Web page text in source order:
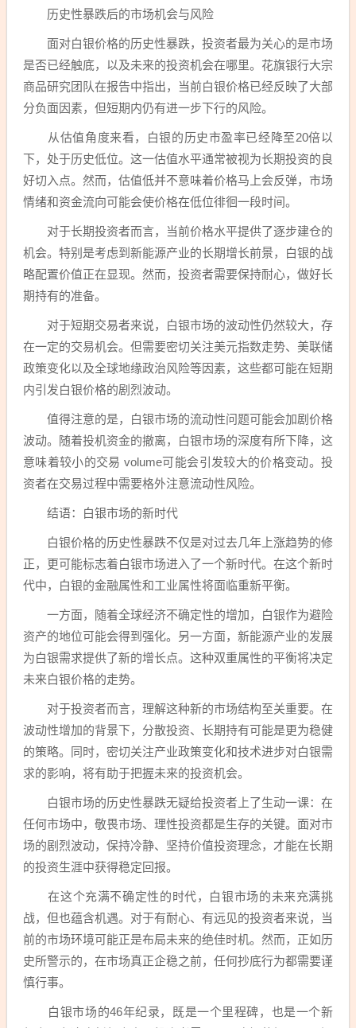
历史性暴跌后的市场机会与风险
面对白银价格的历史性暴跌，投资者最为关心的是市场
是否已经触底，以及未来的投资机会在哪里。花旗银行大宗
商品研究团队在报告中指出，当前白银价格已经反映了大部
分负面因素，但短期内仍有进一步下行的风险。
从估值角度来看，白银的历史市盈率已经降至20倍以
下，处于历史低位。这一估值水平通常被视为长期投资的良
好切入点。然而，估值低并不意味着价格马上会反弹，市场
情绪和资金流向可能会使价格在低位徘徊一段时间。
对于长期投资者而言，当前价格水平提供了逐步建仓的
机会。特别是考虑到新能源产业的长期增长前景，白银的战
略配置价值正在显现。然而，投资者需要保持耐心，做好长
期持有的准备。
对于短期交易者来说，白银市场的波动性仍然较大，存
在一定的交易机会。但需要密切关注美元指数走势、美联储
政策变化以及全球地缘政治风险等因素，这些都可能在短期
内引发白银价格的剧烈波动。
值得注意的是，白银市场的流动性问题可能会加剧价格
波动。随着投机资金的撤离，白银市场的深度有所下降，这
意味着较小的交易 volume可能会引发较大的价格变动。投
资者在交易过程中需要格外注意流动性风险。
结语：白银市场的新时代
白银价格的历史性暴跌不仅是对过去几年上涨趋势的修
正，更可能标志着白银市场进入了一个新时代。在这个新时
代中，白银的金融属性和工业属性将面临重新平衡。
一方面，随着全球经济不确定性的增加，白银作为避险
资产的地位可能会得到强化。另一方面，新能源产业的发展
为白银需求提供了新的增长点。这种双重属性的平衡将决定
未来白银价格的走势。
对于投资者而言，理解这种新的市场结构至关重要。在
波动性增加的背景下，分散投资、长期持有可能是更为稳健
的策略。同时，密切关注产业政策变化和技术进步对白银需
求的影响，将有助于把握未来的投资机会。
白银市场的历史性暴跌无疑给投资者上了生动一课：在
任何市场中，敬畏市场、理性投资都是生存的关键。面对市
场的剧烈波动，保持冷静、坚持价值投资理念，才能在长期
的投资生涯中获得稳定回报。
在这个充满不确定性的时代，白银市场的未来充满挑
战，但也蕴含机遇。对于有耐心、有远见的投资者来说，当
前的市场环境可能正是布局未来的绝佳时机。然而，正如历
史所警示的，在市场真正企稳之前，任何抄底行为都需要谨
慎行事。
白银市场的46年纪录，既是一个里程碑，也是一个新